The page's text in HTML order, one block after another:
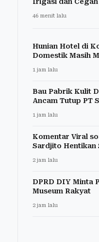
Irigasi dan
46 menit lalu
Hunian Hotel di
Domestik Masih
1 jam lalu
Bau Pabrik Kulit
Ancam Tutup PT
1 jam lalu
Komentar Viral
Sardjito Hentikan
2 jam lalu
DPRD DIY Minta
Museum Rakyat
2 jam lalu